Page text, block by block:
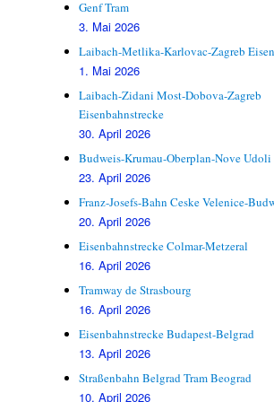
Genf Tram
3. Mai 2026
Laibach-Metlika-Karlovac-Zagreb
1. Mai 2026
Laibach-Zidani Most-Dobova-Zagreb
Eisenbahnstrecke
30. April 2026
Budweis-Krumau-Oberplan-Nove Udoli
23. April 2026
Franz-Josefs-Bahn Ceske Velenice-
20. April 2026
Eisenbahnstrecke Colmar-Metzeral
16. April 2026
Tramway de Strasbourg
16. April 2026
Eisenbahnstrecke Budapest-Belgrad
13. April 2026
Straßenbahn Belgrad Tram Beograd
10. April 2026